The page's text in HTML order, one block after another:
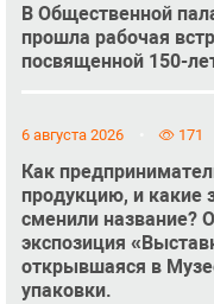
В Общественной
прошла рабочая
посвященной 150-
6 августа 2026 171
Как
продукцию, и какие
сменили название?
экспозиция
открывшаяся в
упаковки.